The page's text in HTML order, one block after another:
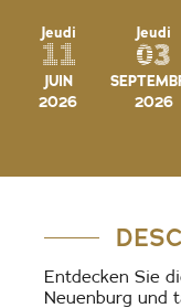
Jeudi
11
JUIN
2026
Jeudi
03
2026
Entdecken Sie
Neuenburg und